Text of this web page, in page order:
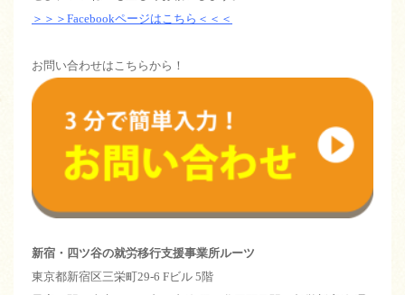
＞＞＞Facebookページはこちら＜＜＜
お問い合わせはこちらから！
新宿・四ツ谷の就労移行支援事業所ルーツ
東京都新宿区三栄町29-6 Fビル 5階